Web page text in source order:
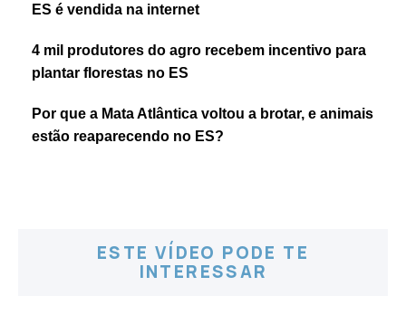
ES é vendida na internet
4 mil produtores do agro recebem incentivo para
plantar florestas no ES
Por que a Mata Atlântica voltou a brotar, e animais
estão reaparecendo no ES?
ESTE VÍDEO PODE TE
INTERESSAR